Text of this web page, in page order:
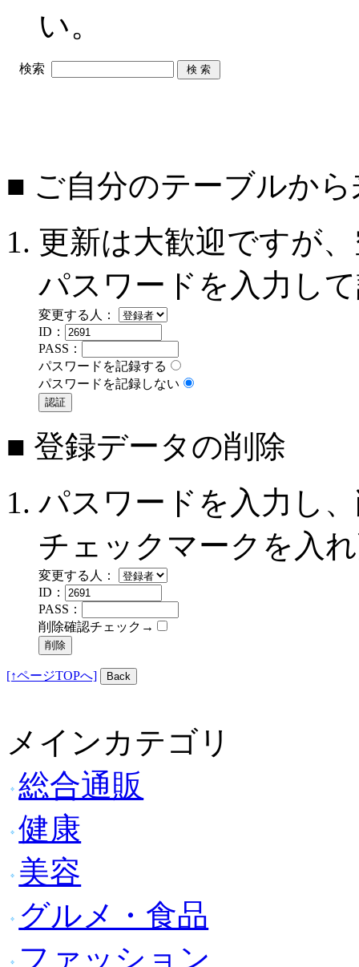
い。
検索
■ ご自分のテーブルか
更新は大歓迎ですが
パスワードを入力し
変更する人：
ID：
PASS：
パスワードを記録する
パスワードを記録しない
■ 登録データの削除
パスワードを入力し
チェックマークを入
変更する人：
ID：
PASS：
削除確認チェック→
[↑ページTOPへ]
メインカテゴリ
総合通販
健康
美容
グルメ・食品
ファッション